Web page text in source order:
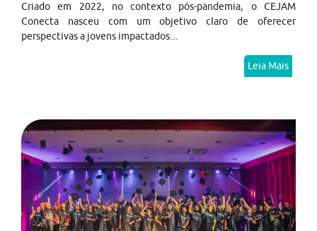
Criado em 2022, no contexto pós-pandemia, o CEJAM
Conecta nasceu com um objetivo claro de oferecer
perspectivas a jovens impactados...
Leia Mais